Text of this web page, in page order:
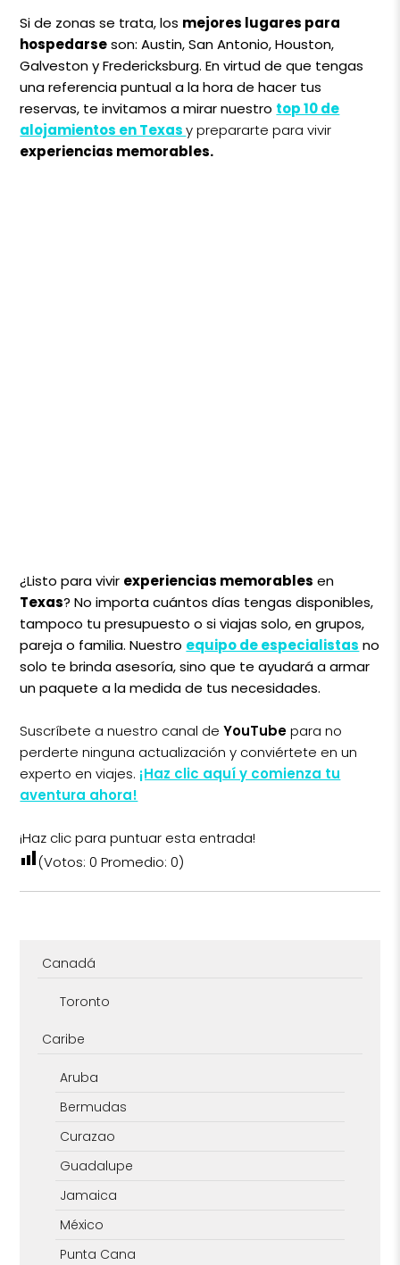
Si de zonas se trata, los mejores lugares para
hospedarseson: Austin, San Antonio, Houston,
Galveston y Fredericksburg. En virtud de que tengas
una referencia puntual a la hora de hacer tus
reservas, te invitamos a mirar nuestro top 10 de
alojamientos en Texasy prepararte para vivir
experiencias memorables.
¿Listo para vivir experiencias memorables en
Texas? No importa cuántos días tengas disponibles,
tampoco tu presupuesto o si viajas solo, en grupos,
pareja o familia. Nuestro equipo de especialistas no
solo te brinda asesoría, sino que te ayudará a armar
un paquete a la medida de tus necesidades.
Suscríbete a nuestro canal deYouTubepara no
perderte ninguna actualización y conviértete en un
experto en viajes. ¡Haz clic aquí y comienza tu
aventura ahora!
¡Haz clic para puntuar esta entrada!
(Votos:0 Promedio:0)
Canadá
Toronto
Caribe
Aruba
Bermudas
Curazao
Guadalupe
Jamaica
México
Punta Cana